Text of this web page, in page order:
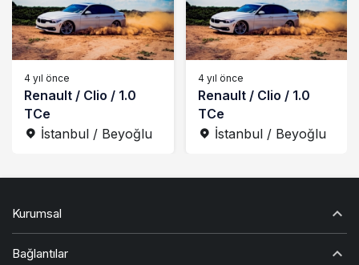
Otomatik
Otomatik Vites
Part Time
Remote
Satılık
4 yıl önce
Renault / Clio / 1.0
TCe
İstanbul / Beyoğlu
4 yıl önce
Renault / Clio / 1.0
TCe
İstanbul / Beyoğlu
Kurumsal
Bağlantılar